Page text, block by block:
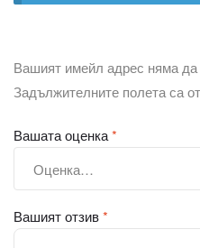
Вашият имейл адрес няма
Задължителните полета са
Вашата оценка*
Вашият отзив*